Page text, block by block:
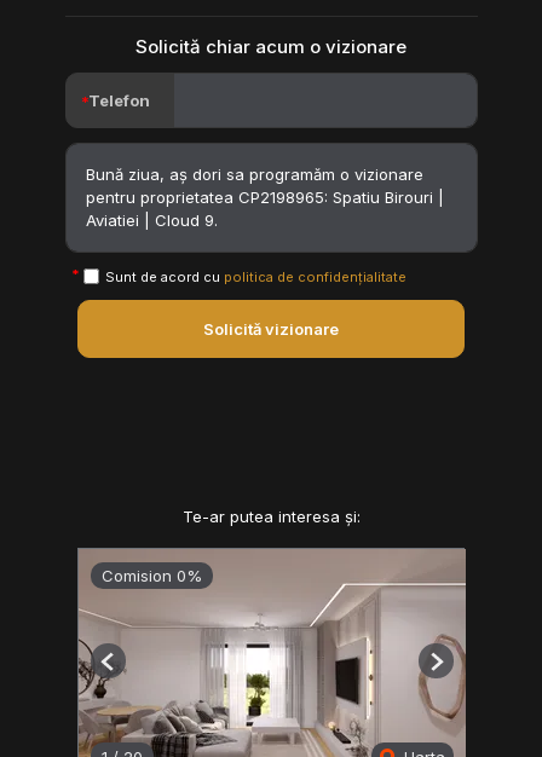
Solicită chiar acum o vizionare
Telefon
Sunt de acord cu politica de confidențialitate
Solicită vizionare
Te-ar putea interesa și:
Comision 0%
Previous Next